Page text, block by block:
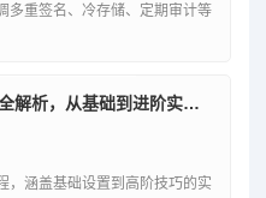
多重签名、冷存储、定期审计等
数字钱包批量操作全解析，从基础到进阶实战指南
，涵盖基础设置到高阶技巧的实